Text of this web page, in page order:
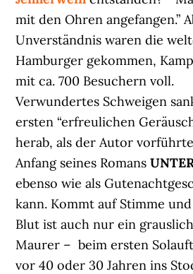
mit den Ohren angefangen.”
Unverständnis waren die
Hamburger gekommen,
mit ca. 700 Besuchern voll.
Verwundertes Schweigen
ersten “erfreulichen
herab, als der Autor
Anfang seines Romans
ebenso wie als
kann. Kommt auf Stimme
Blut ist auch nur ein
Maurer – beim ersten
vor 40 oder 30 Jahren ins